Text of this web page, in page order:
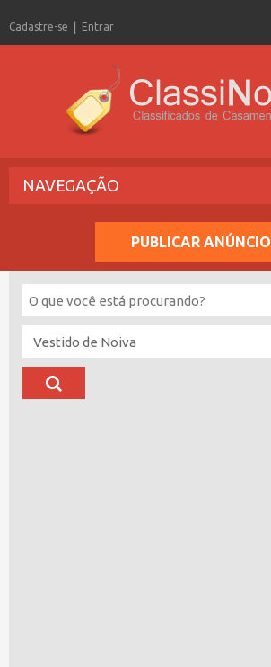
Cadastre-se Entrar
NAVEGAÇÃO
PUBLICAR ANÚNCIO